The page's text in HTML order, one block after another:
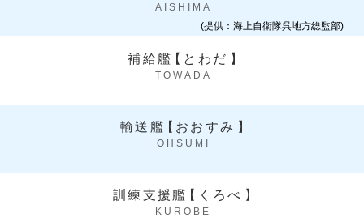
AISHIMA
(提供：海上自衛隊呉地方総監部)
補給艦【 とわだ 】
TOWADA
輸送艦【 おおすみ 】
OHSUMI
訓練支援艦【 くろべ 】
KUROBE